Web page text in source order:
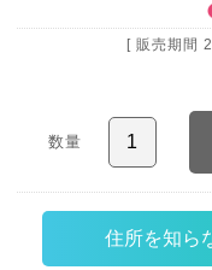
[ 販売期間
数量
住所を知ら